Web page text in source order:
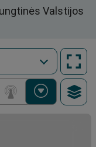
Valstijos